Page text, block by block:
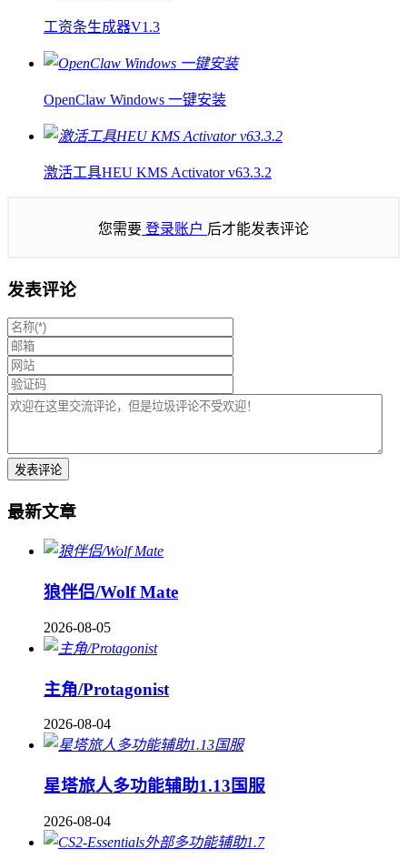
工资条生成器V1.3
OpenClaw Windows 一键安装
激活工具HEU KMS Activator v63.3.2
您需要 登录账户 后才能发表评论
发表评论
最新文章
狼伴侣/Wolf Mate
2026-08-05
主角/Protagonist
2026-08-04
星塔旅人多功能辅助1.13国服
2026-08-04